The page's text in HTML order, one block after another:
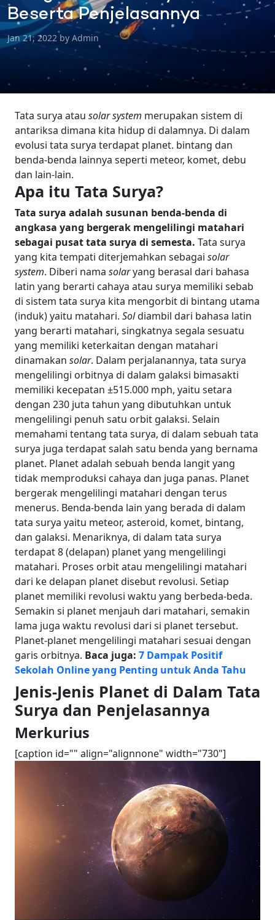
Beserta Penjelasannya
Jan 21, 2022 by Admin
Tata surya atau solar system merupakan sistem di
antariksa dimana kita hidup di dalamnya. Di dalam
evolusi tata surya terdapat planet. bintang dan
benda-benda lainnya seperti meteor, komet, debu
dan lain-lain.
Apa itu Tata Surya?
Tata surya adalah susunan benda-benda di
angkasa yang bergerak mengelilingi matahari
sebagai pusat tata surya di semesta. Tata surya
yang kita tempati diterjemahkan sebagai solar
system. Diberi nama solaryang berasal dari bahasa
latin yang berarti cahaya atau surya memiliki sebab
di sistem tata surya kita mengorbit di bintang utama
(induk) yaitu matahari. Soldiambil dari bahasa latin
yang berarti matahari, singkatnya segala sesuatu
yang memiliki keterkaitan dengan matahari
dinamakan solar. Dalam perjalanannya, tata surya
mengelilingi orbitnya di dalam galaksi bimasakti
memiliki kecepatan ±515.000 mph, yaitu setara
dengan 230 juta tahun yang dibutuhkan untuk
mengelilingi penuh satu orbit galaksi. Selain
memahami tentang tata surya, di dalam sebuah tata
surya juga terdapat salah satu benda yang bernama
planet. Planet adalah sebuah benda langit yang
tidak memproduksi cahaya dan juga panas. Planet
bergerak mengelilingi matahari dengan terus
menerus. Benda-benda lain yang berada di dalam
tata surya yaitu meteor, asteroid, komet, bintang,
dan galaksi. Menariknya, di dalam tata surya
terdapat 8 (delapan) planet yang mengelilingi
matahari. Proses orbit atau mengelilingi matahari
dari ke delapan planet disebut revolusi. Setiap
planet memiliki revolusi waktu yang berbeda-beda.
Semakin si planet menjauh dari matahari, semakin
lama juga waktu revolusi dari si planet tersebut.
Planet-planet mengelilingi matahari sesuai dengan
garis orbitnya. Baca juga: 7 Dampak Positif
Sekolah Online yang Penting untuk Anda Tahu
Jenis-Jenis Planet di Dalam Tata
Surya dan Penjelasannya
Merkurius
[caption id="" align="alignnone" width="730"]